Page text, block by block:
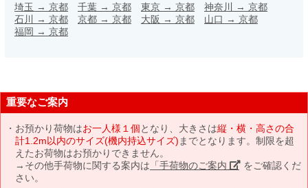
埼玉 → 京都 千葉 → 京都 東京 → 京都 神奈川 → 京都
石川 → 京都 京都 → 京都 大阪 → 京都 山口 → 京都
福岡 → 京都
重要なご案内
お預かり荷物はお一人様１個となり、大きさは縦・横・高さの合
計1.2m以内のサイズ(機内持込サイズ) までとなります。制限を超
えたお荷物はお預かりできません。
→その他手荷物に関する案内は 「手荷物のご案内」 をご確認くだ
さい。